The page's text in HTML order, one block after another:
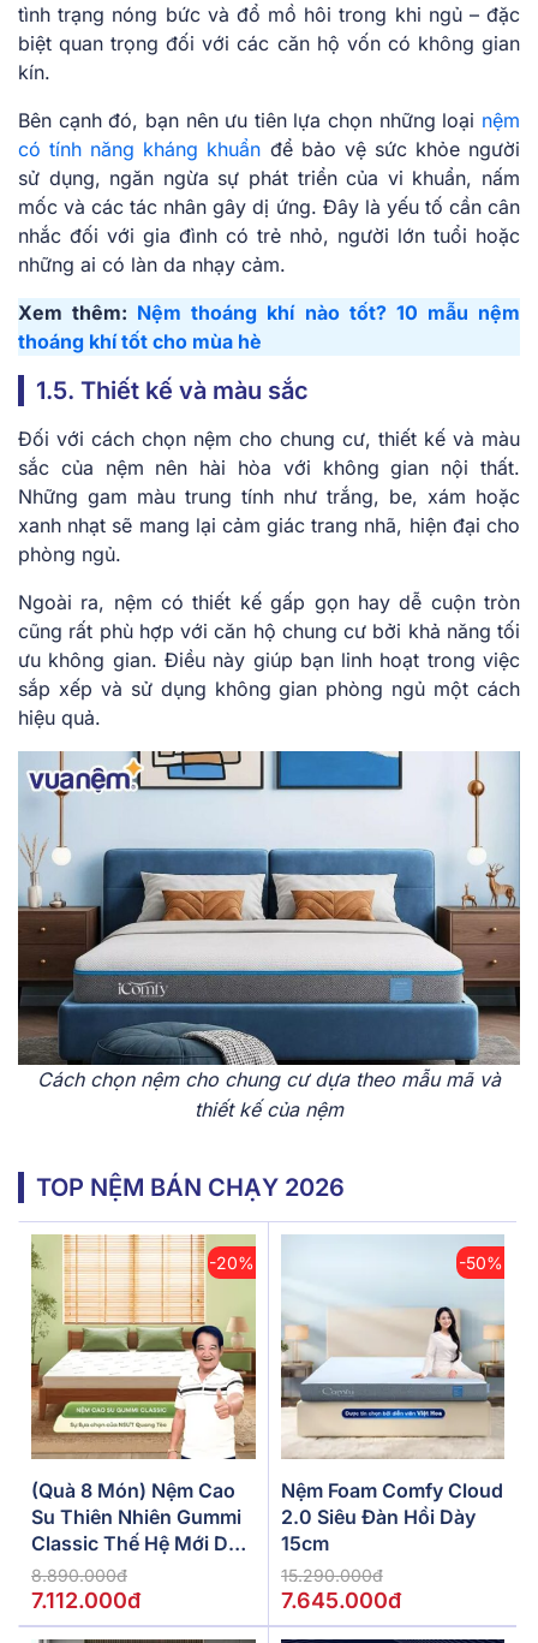
tình trạng nóng bức và đổ mồ hôi trong khi ngủ – đặc
biệt quan trọng đối với các căn hộ vốn có không gian
kín.
Bên cạnh đó, bạn nên ưu tiên lựa chọn những loại nệm
có tính năng kháng khuẩn để bảo vệ sức khỏe người
sử dụng, ngăn ngừa sự phát triển của vi khuẩn, nấm
mốc và các tác nhân gây dị ứng. Đây là yếu tố cần cân
nhắc đối với gia đình có trẻ nhỏ, người lớn tuổi hoặc
những ai có làn da nhạy cảm.
Xem thêm: Nệm thoáng khí nào tốt? 10 mẫu nệm
thoáng khí tốt cho mùa hè
1.5. Thiết kế và màu sắc
Đối với cách chọn nệm cho chung cư, thiết kế và màu
sắc của nệm nên hài hòa với không gian nội thất.
Những gam màu trung tính như trắng, be, xám hoặc
xanh nhạt sẽ mang lại cảm giác trang nhã, hiện đại cho
phòng ngủ.
Ngoài ra, nệm có thiết kế gấp gọn hay dễ cuộn tròn
cũng rất phù hợp với căn hộ chung cư bởi khả năng tối
ưu không gian. Điều này giúp bạn linh hoạt trong việc
sắp xếp và sử dụng không gian phòng ngủ một cách
hiệu quả.
Cách chọn nệm cho chung cư dựa theo mẫu mã và
thiết kế của nệm
TOP NỆM BÁN CHẠY 2026
-20%
(Quà 8 Món) Nệm Cao
Su Thiên Nhiên Gummi
Classic Thế Hệ Mới Dày
5/10/15cm
8.890.000đ
7.112.000đ
-50%
Nệm Foam Comfy Cloud
2.0 Siêu Đàn Hồi Dày
15cm
15.290.000đ
7.645.000đ